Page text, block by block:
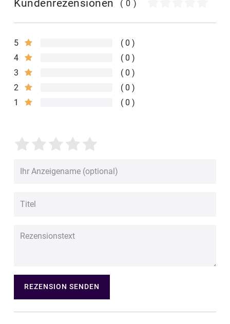
Kundenrezensionen (0)
5
0
4
0
3
0
2
0
1
0
REZENSION SENDEN